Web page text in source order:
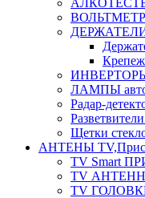
ЛАМПЫ
Радар-
Щетки
АНТЕНЫ
TV Smart
TV
TV